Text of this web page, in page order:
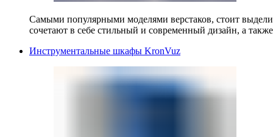
Самыми популярными моделями верстаков, стоит
сочетают в себе стильный и современный дизайн, а
Инструментальные шкафы KronVuz